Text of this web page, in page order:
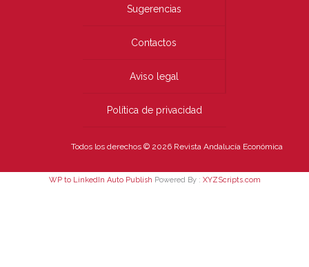
Sugerencias
Contactos
Aviso legal
Política de privacidad
Todos los derechos © 2026 Revista Andalucía Económica
WP to LinkedIn Auto Publish Powered By : XYZScripts.com